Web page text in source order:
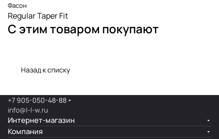
Фасон
Regular Taper Fit
С этим товаром покупают
Назад к списку
+7 905-050-48-88
info@l-l-w.ru
Интернет-магазин
Компания